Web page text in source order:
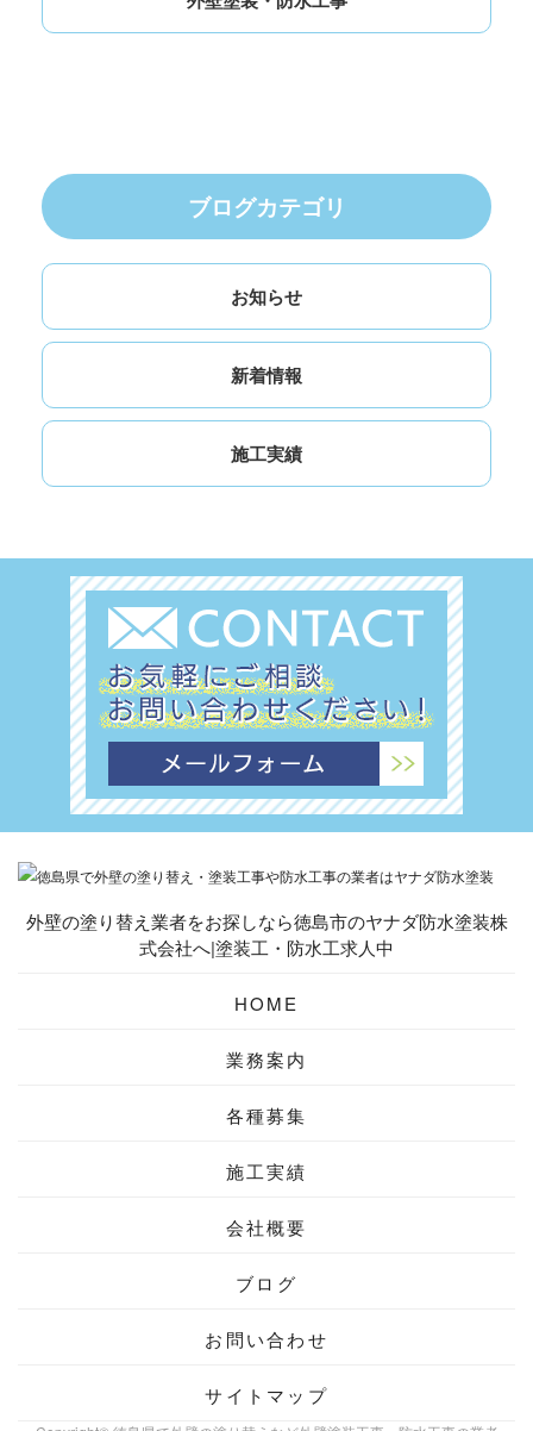
ブログカテゴリ
お知らせ
新着情報
施工実績
外壁の塗り替え業者をお探しなら徳島市のヤナダ防水塗装株
式会社へ|塗装工・防水工求人中
HOME
業務案内
各種募集
施工実績
会社概要
ブログ
お問い合わせ
サイトマップ